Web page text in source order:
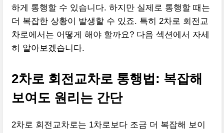
하게 통행할 수 있습니다. 하지만 실제로 통행할 때는
더 복잡한 상황이 발생할 수 있죠. 특히 2차로 회전교
차로에서는 어떻게 해야 할까요? 다음 섹션에서 자세
히 알아보겠습니다.
2차로 회전교차로 통행법: 복잡해
보여도 원리는 간단
2차로 회전교차로는 1차로보다 조금 더 복잡해 보이